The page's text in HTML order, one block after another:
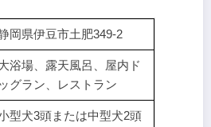
岡県伊豆市土肥349-2
浴場、露天風呂、屋内ド
ッグラン、レストラン
型犬3頭または中型犬2頭